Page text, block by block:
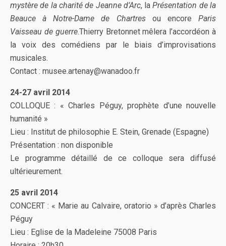
mystère de la charité de Jeanne d’Arc, laPrésentation de la
Beauce à Notre-Dame de Chartresou encoreParis
Vaisseau de guerre.Thierry Bretonnet mêlera l’accordéon à
la voix des comédiens par le biais d’improvisations
musicales.
Contact : musee.artenay@wanadoo.fr
24-27 avril 2014
COLLOQUE : « Charles Péguy, prophète d’une nouvelle
humanité »
Lieu : Institut de philosophie E. Stein, Grenade (Espagne)
Présentation : non disponible
Le programme détaillé de ce colloque sera diffusé
ultérieurement.
25 avril 2014
CONCERT : « Marie au Calvaire, oratorio » d’après Charles
Péguy
Lieu : Eglise de la Madeleine 75008 Paris